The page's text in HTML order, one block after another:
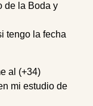
de la Boda y
tengo la fecha
al (+34)
mi estudio de